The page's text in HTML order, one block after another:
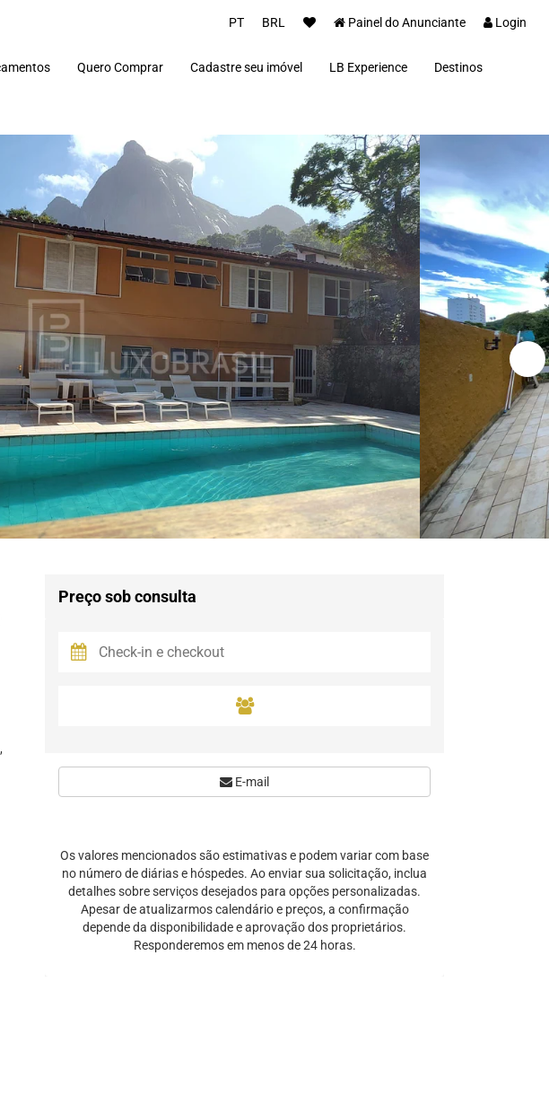
PT BRL Painel do Anunciante Login
Quero Comprar Cadastre seu imóvel LB Experience
Carros Luxo Brasil
Destinos
Aquiraz
Armação dos
Brasília
Cabo Frio
Campos do Jordão
Capitólio
Fernando de
Florianópolis
Fortim
Guaramiranga
Icaraí de Amontada
Igrapuína
Ilhabela
Itaipava
Itatiaia
Preço sob consulta
E-mail
Os valores mencionados são estimativas e podem variar com base
no número de diárias e hóspedes. Ao enviar sua solicitação, inclua
detalhes sobre serviços desejados para opções personalizadas.
Apesar de atualizarmos calendário e preços, a confirmação
depende da disponibilidade e aprovação dos proprietários.
Responderemos em menos de 24 horas.